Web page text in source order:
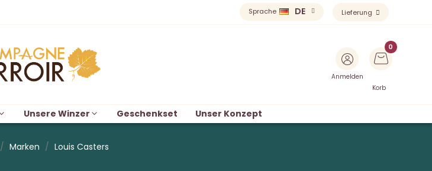
Sprache DE Lieferung
Anmelden
Korb
Unsere Winzer Geschenkset Unser Konzept
Marken Louis Casters